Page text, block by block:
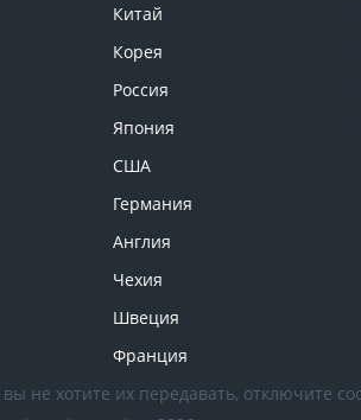
Китай
Корея
Россия
Япония
США
Германия
Англия
Чехия
Швеция
Франция
не хотите их передавать, отключите